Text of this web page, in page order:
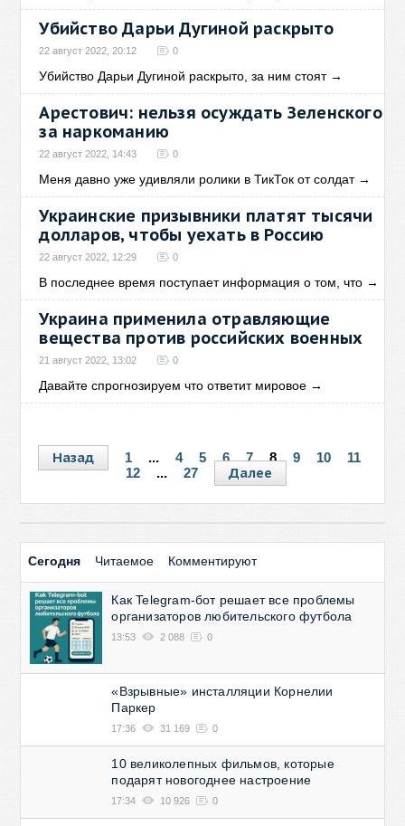
Убийство Дарьи Дугиной раскрыто
22 август 2022, 20:12 0
Убийство Дарьи Дугиной раскрыто, за ним стоят→
Арестович: нельзя осуждать Зеленского
за наркоманию
22 август 2022, 14:43 0
Меня давно уже удивляли ролики в ТикТок от солдат→
Украинские призывники платят тысячи
долларов, чтобы уехать в Россию
22 август 2022, 12:29 0
В последнее время поступает информация о том, что →
Украина применила отравляющие
вещества против российских военных
21 август 2022, 13:02 0
Давайте спрогнозируем что ответит мировое →
Назад 1 ... 4 5 6 7 8 9 10
11
12
... 27 Далее
Сегодня Читаемое Комментируют
Как Telegram-бот решает все проблемы
организаторов любительского футбола
13:53 2 088 0
«Взрывные» инсталляции Корнелии
Паркер
17:36 31 169 0
10 великолепных фильмов, которые
подарят новогоднее настроение
17:34 10 926 0